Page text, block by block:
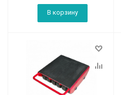
В корзину